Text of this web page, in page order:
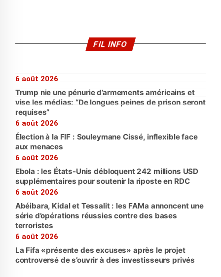
FIL INFO
6 août 2026
Trump nie une pénurie d’armements américains et
vise les médias: “De longues peines de prison seront
requises”
6 août 2026
Élection à la FIF : Souleymane Cissé, inflexible face
aux menaces
6 août 2026
Ebola : les États-Unis débloquent 242 millions USD
supplémentaires pour soutenir la riposte en RDC
6 août 2026
Abéibara, Kidal et Tessalit : les FAMa annoncent une
série d’opérations réussies contre des bases
terroristes
6 août 2026
La Fifa «présente des excuses» après le projet
controversé de s’ouvrir à des investisseurs privés